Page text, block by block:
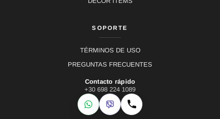
SOPORTE
TÉRMINOS DE USO
PREGUNTAS FRECUENTES
Contacto rápido
+30 698 224 1089
WhatsApp
Viber Llamar